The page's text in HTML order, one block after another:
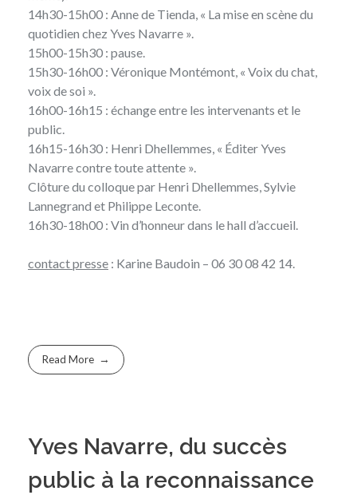
14h30-15h00 : Anne de Tienda, « La mise en scène du
quotidien chez Yves Navarre ».
15h00-15h30 : pause.
15h30-16h00 : Véronique Montémont, « Voix du chat,
voix de soi ».
16h00-16h15 : échange entre les intervenants et le
public.
16h15-16h30 : Henri Dhellemmes, « Éditer Yves
Navarre contre toute attente ».
Clôture du colloque par Henri Dhellemmes, Sylvie
Lannegrand et Philippe Leconte.
16h30-18h00 : Vin d’honneur dans le hall d’accueil.
contact presse : Karine Baudoin – 06 30 08 42 14.
Read More
Yves Navarre, du succès
public à la reconnaissance